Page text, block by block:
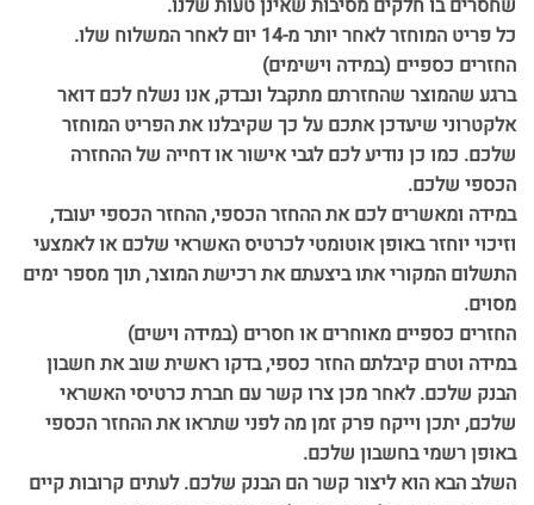
שחסרים בו חלקים מסיבות שאינן טעות שלנו.
כל פריט המוחזר לאחר יותר מ-14 יום לאחר המשלוח שלו.
החזרים כספיים (במידה וישימים)
ברגע שהמוצר שהחזרתם מתקבל ונבדק, אנו נשלח לכם דואר
אלקטרוני שיעדכן אתכם על כך שקיבלנו את הפריט המוחזר
שלכם. כמו כן נודיע לכם לגבי אישור או דחייה של ההחזרה
הכספי שלכם.
במידה ומאשרים לכם את ההחזר הכספי, ההחזר הכספי יעובד,
וזיכוי יוחזר באופן אוטומטי לכרטיס האשראי שלכם או לאמצעי
התשלום המקורי אתו ביצעתם את רכישת המוצר, תוך מספר ימים
מסוים.
החזרים כספיים מאוחרים או חסרים (במידה וישים)
במידה וטרם קיבלתם החזר כספי, בדקו ראשית שוב את חשבון
הבנק שלכם. לאחר מכן צרו קשר עם חברת כרטיסי האשראי
שלכם, יתכן וייקח פרק זמן מה לפני שתראו את ההחזר הכספי
באופן רשמי בחשבון שלכם.
השלב הבא הוא ליצור קשר הם הבנק שלכם. לעתים קרובות קיים